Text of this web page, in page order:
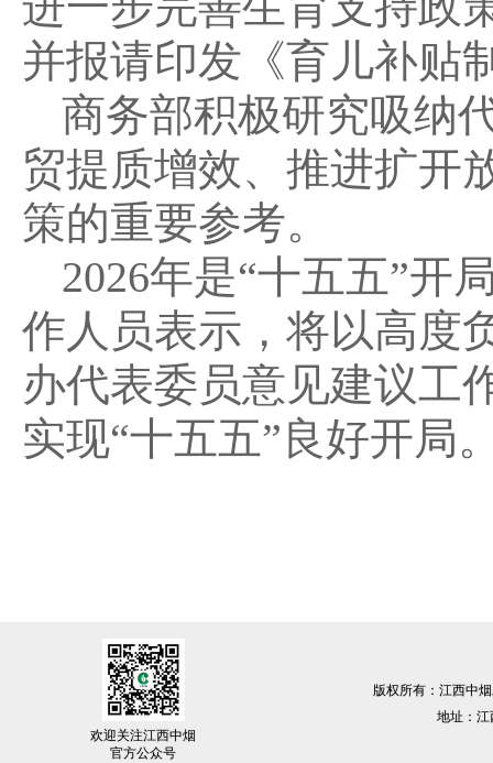
并报请印发《育儿补贴
商务部积极研究吸纳
贸提质增效、推进扩开
策的重要参考。
2026年是“十五五”开
作人员表示，将以高度
办代表委员意见建议工
实现“十五五”良好开局
欢迎关注江西中烟
官方公众号
版权所有：江西中
地址：江